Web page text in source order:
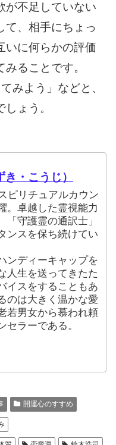
が不足していない
て、相手にちょっ
いに何らかの評価
ることです。
みよう」などと、
ょう。
・こうじ）
ピリチュアルカウン
。卓越した霊視能力
「守護霊の通訳士」
ンスを保ち続けてい
ンディーキャップを
人生を送ってきたた
イスをすることもあ
のは大きく温かな愛
若男女から慕われ頼
セラーである。
開運心のすすめ